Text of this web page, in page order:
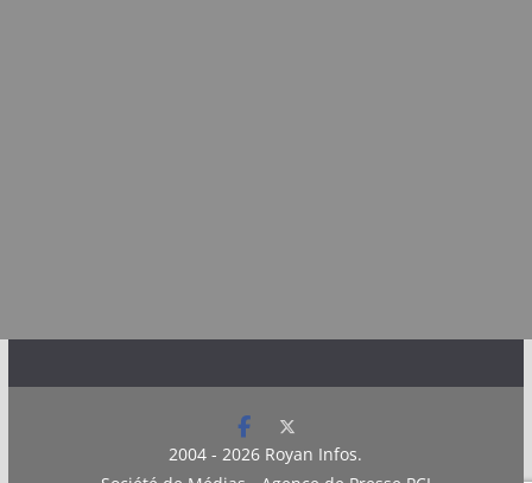
2004 - 2026 Royan Infos.